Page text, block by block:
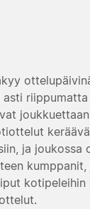
ja joukossa
kotipeleihin